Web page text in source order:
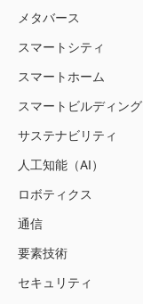
メタバース
スマートシティ
スマートホーム
スマートビルディング
サステナビリティ
人工知能（AI）
ロボティクス
通信
要素技術
セキュリティ